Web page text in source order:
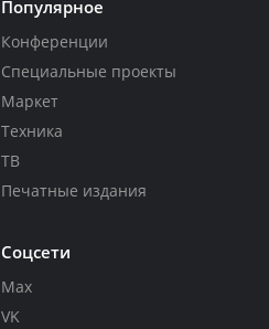
Популярное
Конференции
Специальные проекты
Маркет
Техника
ТВ
Печатные издания
Соцсети
Max
VK